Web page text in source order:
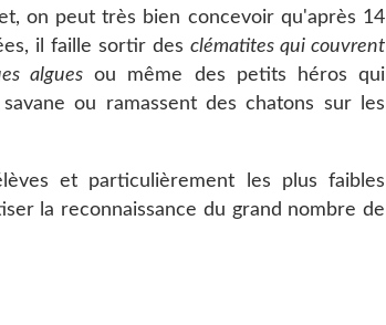
on peut très bien concevoir qu'après 14
il faille sortir desclématites qui couvrent
algues ou même des petits héros qui
ou ramassent des chatons sur les
et particulièrement les plus faibles
la reconnaissance du grand nombre de